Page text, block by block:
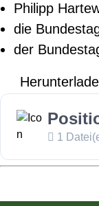
Philipp
die
der
1